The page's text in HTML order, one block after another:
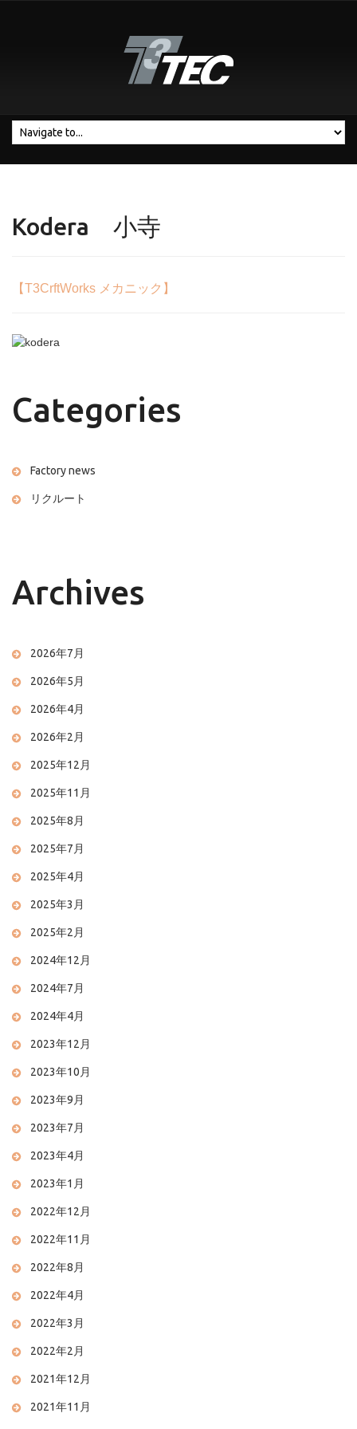
Kodera 小寺
【T3CrftWorks メカニック】
Categories
Factory news
リクルート
Archives
2026年7月
2026年5月
2026年4月
2026年2月
2025年12月
2025年11月
2025年8月
2025年7月
2025年4月
2025年3月
2025年2月
2024年12月
2024年7月
2024年4月
2023年12月
2023年10月
2023年9月
2023年7月
2023年4月
2023年1月
2022年12月
2022年11月
2022年8月
2022年4月
2022年3月
2022年2月
2021年12月
2021年11月